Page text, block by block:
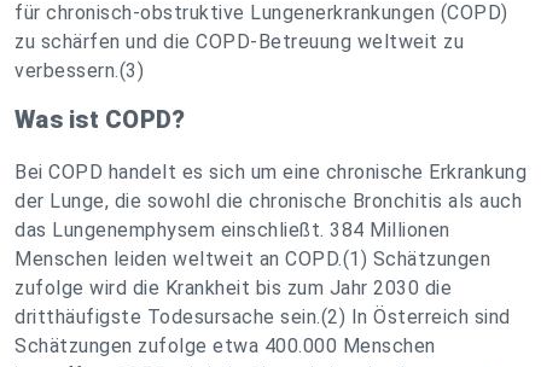
für chronisch-obstruktive Lungenerkrankungen (COPD)
zu schärfen und die COPD-Betreuung weltweit zu
verbessern.(3)
Was ist COPD?
Bei COPD handelt es sich um eine chronische Erkrankung
der Lunge, die sowohl die chronische Bronchitis als auch
das Lungenemphysem einschließt. 384 Millionen
Menschen leiden weltweit an COPD.(1) Schätzungen
zufolge wird die Krankheit bis zum Jahr 2030 die
dritthäufigste Todesursache sein.(2) In Österreich sind
Schätzungen zufolge etwa 400.000 Menschen